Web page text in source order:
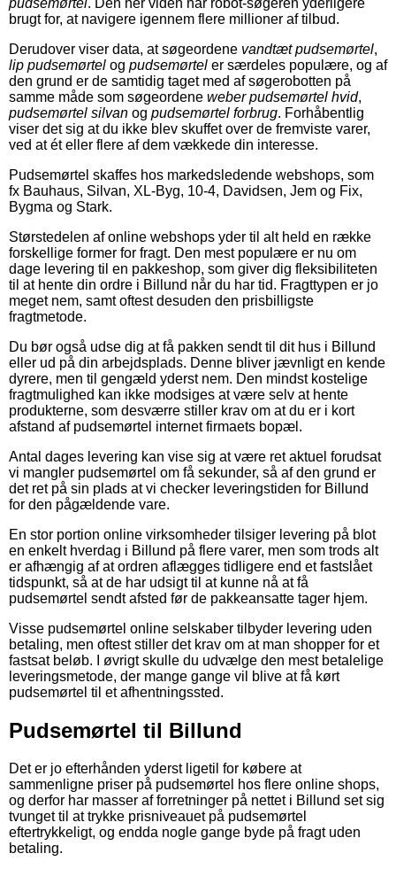
brugt for, at navigere igennem flere millioner af tilbud.
Derudover viser data, at søgeordene vandtæt pudsemørtel,
lip pudsemørtel og pudsemørtel er særdeles populære, og af
den grund er de samtidig taget med af søgerobotten på
samme måde som søgeordene weber pudsemørtel hvid,
pudsemørtel silvan og pudsemørtel forbrug. Forhåbentlig
viser det sig at du ikke blev skuffet over de fremviste varer,
ved at ét eller flere af dem vækkede din interesse.
Pudsemørtel skaffes hos markedsledende webshops, som
fx Bauhaus, Silvan, XL-Byg, 10-4, Davidsen, Jem og Fix,
Bygma og Stark.
Størstedelen af online webshops yder til alt held en række
forskellige former for fragt. Den mest populære er nu om
dage levering til en pakkeshop, som giver dig fleksibiliteten
til at hente din ordre i Billund når du har tid. Fragttypen er jo
meget nem, samt oftest desuden den prisbilligste
fragtmetode.
Du bør også udse dig at få pakken sendt til dit hus i Billund
eller ud på din arbejdsplads. Denne bliver jævnligt en kende
dyrere, men til gengæld yderst nem. Den mindst kostelige
fragtmulighed kan ikke modsiges at være selv at hente
produkterne, som desværre stiller krav om at du er i kort
afstand af pudsemørtel internet firmaets bopæl.
Antal dages levering kan vise sig at være ret aktuel forudsat
vi mangler pudsemørtel om få sekunder, så af den grund er
det ret på sin plads at vi checker leveringstiden for Billund
for den pågældende vare.
En stor portion online virksomheder tilsiger levering på blot
en enkelt hverdag i Billund på flere varer, men som trods alt
er afhængig af at ordren aflægges tidligere end et fastslået
tidspunkt, så at de har udsigt til at kunne nå at få
pudsemørtel sendt afsted før de pakkeansatte tager hjem.
Visse pudsemørtel online selskaber tilbyder levering uden
betaling, men oftest stiller det krav om at man shopper for et
fastsat beløb. I øvrigt skulle du udvælge den mest betalelige
leveringsmetode, der mange gange vil blive at få kørt
pudsemørtel til et afhentningssted.
Pudsemørtel til Billund
Det er jo efterhånden yderst ligetil for købere at
sammenligne priser på pudsemørtel hos flere online shops,
og derfor har masser af forretninger på nettet i Billund set sig
tvunget til at trykke prisniveauet på pudsemørtel
eftertrykkeligt, og endda nogle gange byde på fragt uden
betaling.